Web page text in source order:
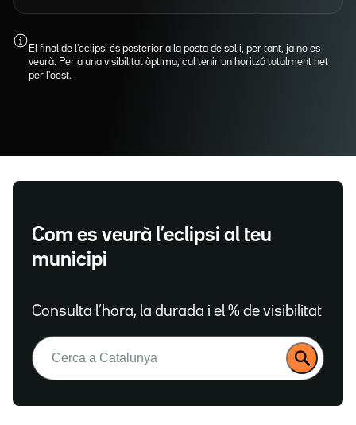
El final de l'eclipsi és posterior a la posta de sol i, per tant, ja no es
veurà. Per a una visibilitat òptima, cal tenir un horitzó totalment net
per l'oest.
Com es veurà l’eclipsi al teu
municipi
Consulta l’hora, la durada i el % de visibilitat
Buscar: